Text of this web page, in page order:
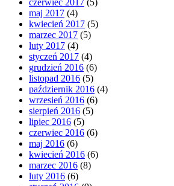
czerwiec 2017 (5)
maj 2017 (4)
kwiecień 2017 (5)
marzec 2017 (5)
luty 2017 (4)
styczeń 2017 (4)
grudzień 2016 (6)
listopad 2016 (5)
październik 2016 (4)
wrzesień 2016 (6)
sierpień 2016 (5)
lipiec 2016 (5)
czerwiec 2016 (6)
maj 2016 (6)
kwiecień 2016 (6)
marzec 2016 (8)
luty 2016 (6)